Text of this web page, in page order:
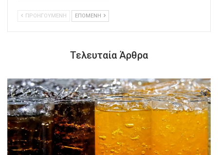
ΠΡΟΗΓΟΥΜΕΝΗ ΕΠΟΜΕΝΗ
Τελευταία Άρθρα